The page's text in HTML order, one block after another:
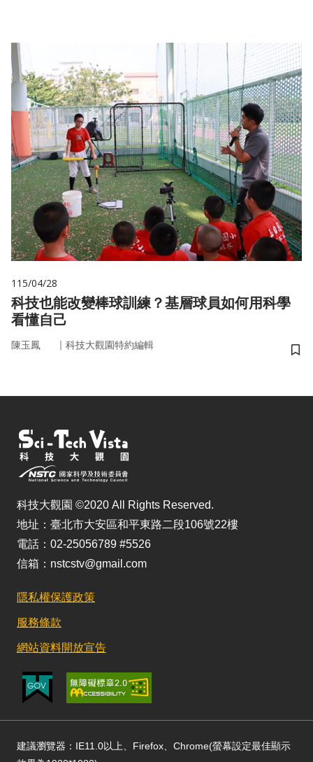
115/04/28
科技也能改變棒球訓練？基層球員如何用科學
看懂自己
陳玉鳳 ｜ 科技大觀園特約編輯
儲
科技大觀園 ©2020 All Rights Reserved.
地址：臺北市大安區和平東路二段106號22樓
電話：02-25056789 #5526
信箱：nstcstv@gmail.com
隱私權保護政策
服務條款
網站資料開放宣告
建議瀏覽器：IE11.0以上、Firefox、Chrome(螢幕設定最佳顯示